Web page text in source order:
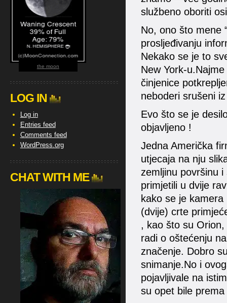
službeno oboriti
No, ono što mene
prosljeđivanju
Nekako se je to
New York-
činjenice
neboderi srušeni
Evo što se je
objavljeno !
Jedna Američka
utjecaja na nju
zemljinu površinu
primjetili u dvije
kako se je
(dvije) crte
, kao što su Orion,
radi o oštećenju
značenje. Dobro
snimanje.No i
pojavljivale na
su opet bile prema
the moon
LOG IN
Log in
Entries feed
Comments feed
WordPress.org
CHAT WITH ME